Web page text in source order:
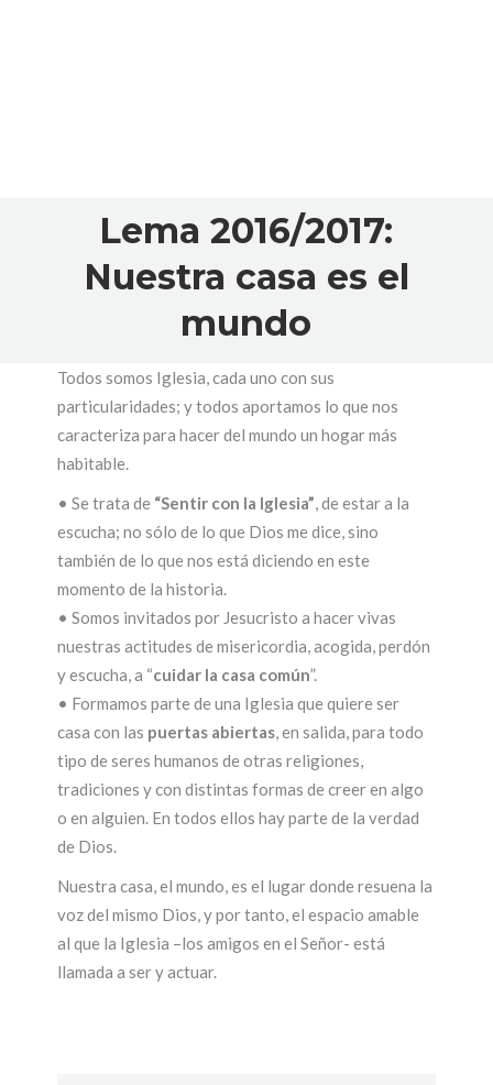
Lema 2016/2017:
Nuestra casa es el
mundo
Todos somos Iglesia, cada uno con sus
particularidades; y todos aportamos lo que nos
caracteriza para hacer del mundo un hogar más
habitable.
• Se trata de “Sentir con la Iglesia”, de estar a la
escucha; no sólo de lo que Dios me dice, sino
también de lo que nos está diciendo en este
momento de la historia.
• Somos invitados por Jesucristo a hacer vivas
nuestras actitudes de misericordia, acogida, perdón
y escucha, a “cuidar la casa común”.
• Formamos parte de una Iglesia que quiere ser
casa con las puertas abiertas, en salida, para todo
tipo de seres humanos de otras religiones,
tradiciones y con distintas formas de creer en algo
o en alguien. En todos ellos hay parte de la verdad
de Dios.
Nuestra casa, el mundo, es el lugar donde resuena la
voz del mismo Dios, y por tanto, el espacio amable
al que la Iglesia –los amigos en el Señor- está
llamada a ser y actuar.